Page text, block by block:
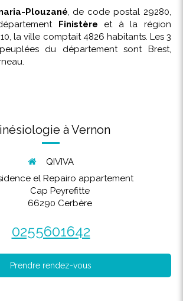
Plouzané, de code postal 29280,
Finistère et à la région
la ville comptait 4826 habitants. Les 3
du département sont Brest,
à Vernon
QIVIVA
el Repairo appartement
Cap Peyrefitte
66290 Cerbère
0255601642
Prendre rendez-vous